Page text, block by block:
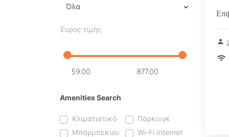
Έυρος τιμής
Amenities Search
Κλιματιστικό
Πάρκινγκ
Μπάρμπεκιου
Wi-Fi Internet
person
wifi